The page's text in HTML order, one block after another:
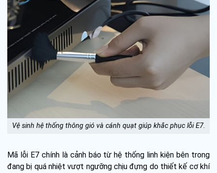
Vệ sinh hệ thống thông gió và cánh quạt giúp khắc phục lỗi E7.
Mã lỗi E7 chính là cảnh báo từ hệ thống linh kiện bên trong
đang bị quá nhiệt vượt ngưỡng chịu đựng do thiết kế cơ khí